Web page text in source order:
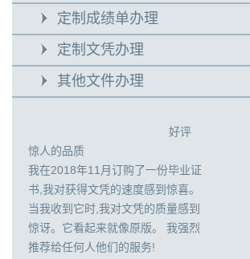
定制成绩单办理
定制文凭办理
其他文件办理
好评
惊人的品质
我在2018年11月订购了一份毕业证
书,我对获得文凭的速度感到惊喜。
当我收到它时,我对文凭的质量感到
惊讶。它看起来就像原版。 我强烈
推荐给任何人他们的服务!